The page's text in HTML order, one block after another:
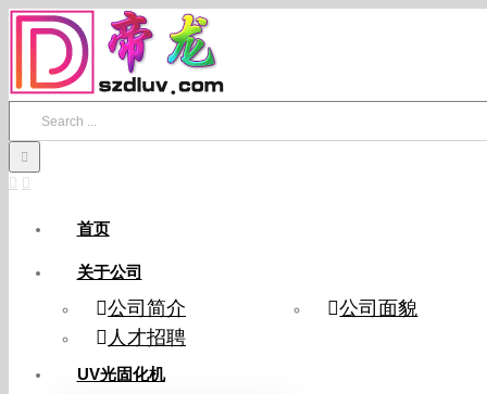
Skip
content
首页
关于公司
公司简介
公司面貌
人才招聘
UV光固化机